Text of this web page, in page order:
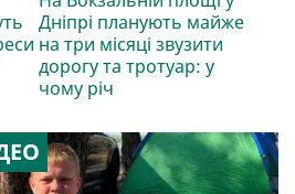
Дніпрі планують майже
на три місяці звузити
дорогу та тротуар: у
чому річ